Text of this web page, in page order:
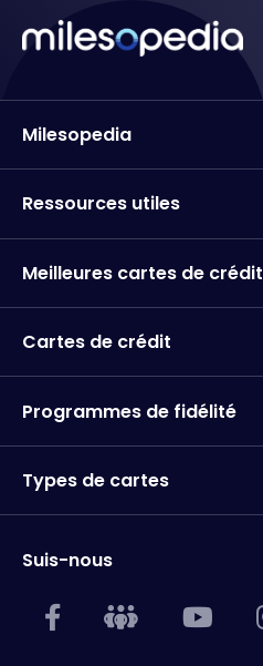
Milesopedia
Ressources utiles
Meilleures cartes de crédit
Cartes de crédit
Programmes de fidélité
Types de cartes
Suis-nous